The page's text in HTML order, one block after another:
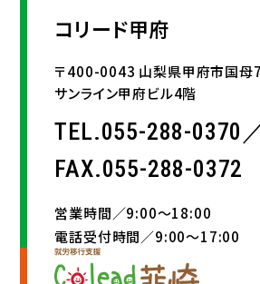
コリード甲府
〒400-0043 山梨県甲府市国母
サンライン甲府ビル4階
TEL.055-288-0370
FAX.055-288-0372
営業時間／9:00〜18:00
電話受付時間／9:00〜17:00